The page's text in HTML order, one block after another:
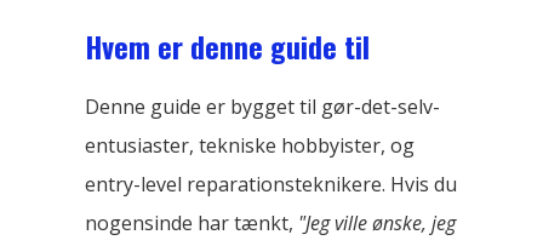
Hvem er denne guide til
Denne guide er bygget til gør-det-selv-
entusiaster, tekniske hobbyister, og
entry-level reparationsteknikere. Hvis du
nogensinde har tænkt, "Jeg ville ønske, jeg